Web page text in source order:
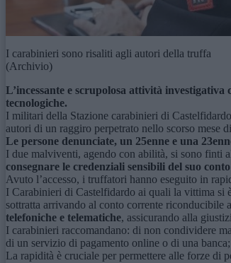
I carabinieri sono risaliti agli autori della truffa
(Archivio)
L’incessante e scrupolosa attività
tecnologiche.
I militari della Stazione carabinieri di
autori di un raggiro perpetrato nello scorso mese
Le persone denunciate, un 25enne e una
I due malviventi, agendo con abilità, si sono finti
consegnare le credenziali sensibili del suo
Avuto l’accesso, i truffatori hanno eseguito in
I Carabinieri di Castelfidardo ai quali la vittima si
sottratta arrivando al conto corrente riconducibile
telefoniche e telematiche, assicurando alla
I carabinieri raccomandano: di non condividere
di un servizio di pagamento online o di una
La rapidità è cruciale per permettere alle forze